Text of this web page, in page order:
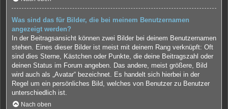
Was sind das für Bilder, die bei meinem Benutzernamen
angezeigt werden?
In der Beitragsansicht können zwei Bilder bei deinem Benutzernamen
stehen. Eines dieser Bilder ist meist mit deinem Rang verknüpft: Oft
sind dies Sterne, Kästchen oder Punkte, die deine Beitragszahl oder
deinen Status im Forum angeben. Das andere, meist größere, Bild
wird auch als „Avatar“ bezeichnet. Es handelt sich hierbei in der
Regel um ein persönliches Bild, welches von Benutzer zu Benutzer
unterschiedlich ist.
Nach oben